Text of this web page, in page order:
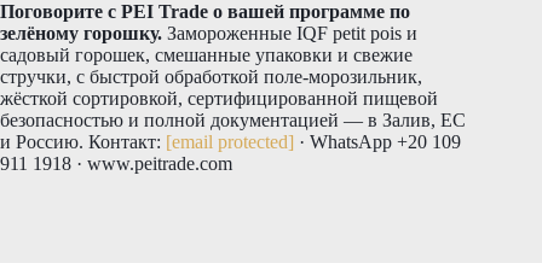
Поговорите с PEI Trade о вашей программе по
зелёному горошку. Замороженные IQF petit pois и
садовый горошек, смешанные упаковки и свежие
стручки, с быстрой обработкой поле-морозильник,
жёсткой сортировкой, сертифицированной пищевой
безопасностью и полной документацией — в Залив, ЕС
и Россию. Контакт: [email protected] · WhatsApp +20 109
911 1918 · www.peitrade.com